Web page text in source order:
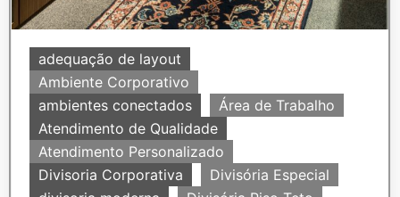
adequação de layout
Ambiente Corporativo
ambientes conectados
Área de Trabalho
Atendimento de Qualidade
Atendimento Personalizado
Divisoria Corporativa
Divisória Especial